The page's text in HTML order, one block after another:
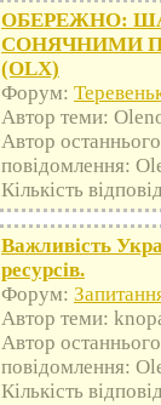
ОБЕРЕЖНО:
СОНЯЧНИМИ
(OLX)
Форум:
Автор теми:
Автор останнього
повідомлення:
Кількість
Важливість
ресурсів.
Форум:
Автор теми:
Автор останнього
повідомлення:
Кількість